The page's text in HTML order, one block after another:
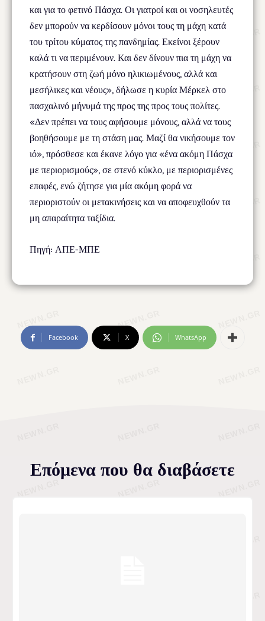
και για το φετινό Πάσχα. Οι γιατροί και οι νοσηλευτές
δεν μπορούν να κερδίσουν μόνοι τους τη μάχη κατά
του τρίτου κύματος της πανδημίας. Εκείνοι ξέρουν
καλά τι να περιμένουν. Και δεν δίνουν πια τη μάχη να
κρατήσουν στη ζωή μόνο ηλικιωμένους, αλλά και
μεσήλικες και νέους», δήλωσε η κυρία Μέρκελ στο
πασχαλινό μήνυμά της προς της προς τους πολίτες.
«Δεν πρέπει να τους αφήσουμε μόνους, αλλά να τους
βοηθήσουμε με τη στάση μας. Μαζί θα νικήσουμε τον
ιό», πρόσθεσε και έκανε λόγο για «ένα ακόμη Πάσχα
με περιορισμούς», σε στενό κύκλο, με περιορισμένες
επαφές, ενώ ζήτησε για μία ακόμη φορά να
περιοριστούν οι μετακινήσεις και να αποφευχθούν τα
μη απαραίτητα ταξίδια.
Πηγή: ΑΠΕ-ΜΠΕ
Facebook X WhatsApp
Επόμενα που θα διαβάσετε